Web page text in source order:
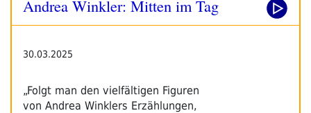
Andrea Winkler: Mitten im Tag
30.03.2025
„Folgt man den vielfältigen Figuren
von Andrea Winklers Erzählungen,